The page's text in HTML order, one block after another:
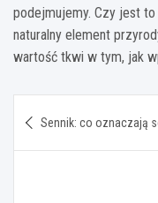
podejmujemy. Czy jest
naturalny element
wartość tkwi w tym, jak
wpisu
Sennik: co oznaczają